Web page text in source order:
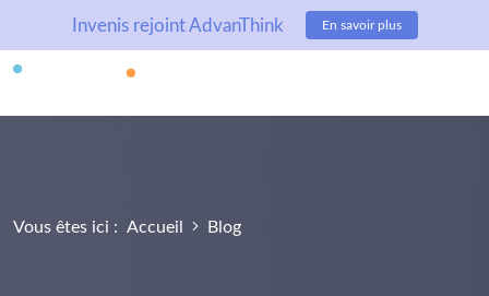
Invenis rejoint AdvanThink En savoir plus
Vous êtes ici : Accueil Blog